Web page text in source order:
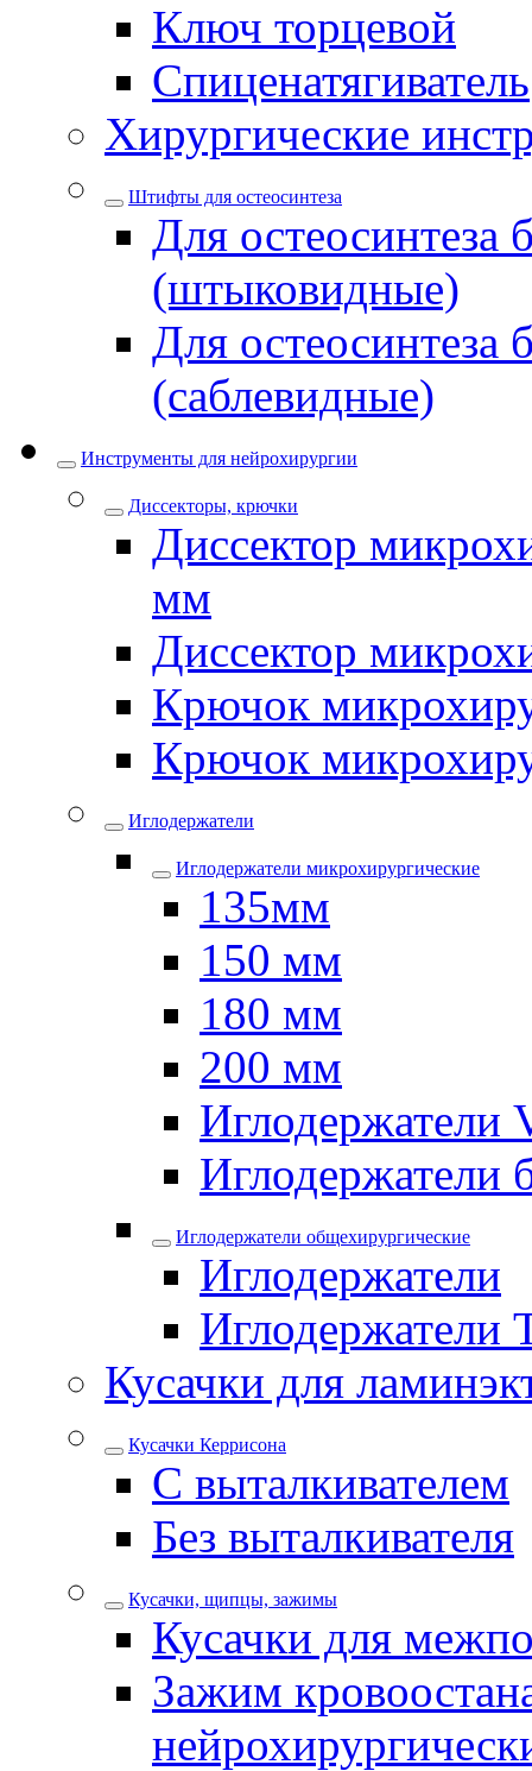
Ключ торцевой
Спиценатягиватель
Хирургические
Штифты для остеосинтеза
Для остеосинтеза
(штыковидные)
Для остеосинтеза
(саблевидные)
Инструменты для нейрохирургии
Диссекторы, крючки
Диссектор
мм
Диссектор
Крючок
Крючок
Иглодержатели
Иглодержатели микрохирургические
135мм
150 мм
180 мм
200 мм
Иглодержатели
Иглодержатели
Иглодержатели общехирургические
Иглодержатели
Иглодержатели
Кусачки для
Кусачки Керрисона
С выталкивателем
Без выталкивателя
Кусачки, щипцы, зажимы
Кусачки для
Зажим